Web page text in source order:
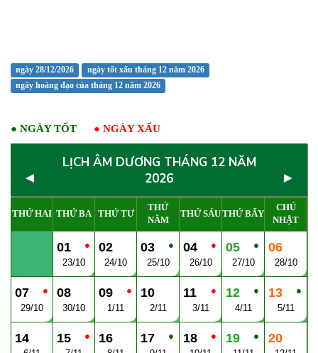
ngày 28/12/2026
ngày tốt xấu tháng 12 năm 2026
ngày hoàng đạo của tháng 12 năm 2026
● NGÀY TỐT ● NGÀY XẤU
◄
LỊCH ÂM DƯƠNG THÁNG 12 NĂM
2026
►
THỨ HAI THỨ BA THỨ TƯ
THỨ
NĂM
THỨ SÁUTHỨ BẨY
CHỦ
NHẬT
●
01
23/10
02
24/10
●
03
25/10
●
04
26/10
●
05
27/10
06
28/10
●
07
29/10
08
30/10
●
09
1/11
10
2/11
●
11
3/11
●
12
4/11
●
13
5/11
14 ●
15 16 ●
17 ●
18 ●
19 20